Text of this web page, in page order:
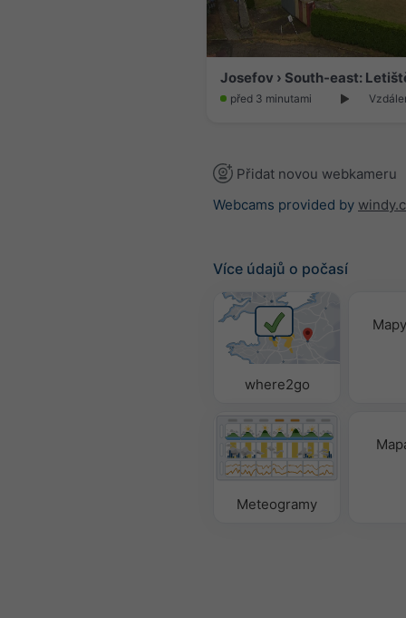
před 3 minutami
Přidat novou webkameru
Webcams provided by
Více údajů o počasí
where2go
Meteogramy